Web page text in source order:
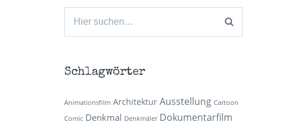
Suchen
Schlagwörter
Animationsfilm Architektur Ausstellung Cartoon
Comic Denkmal Denkmäler Dokumentarfilm